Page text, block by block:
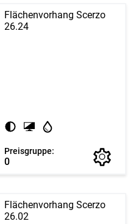
Flächenvorhang Scerzo
26.24
Preisgruppe:
0
Flächenvorhang Scerzo
26.02